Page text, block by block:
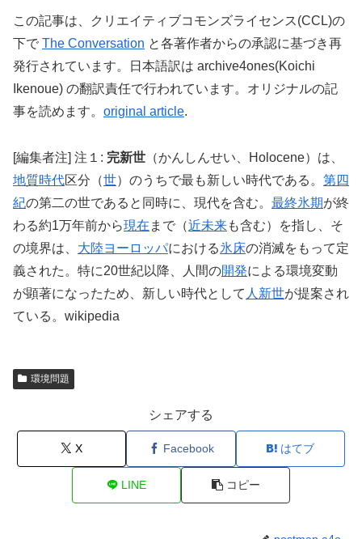
この記事は、クリエイティブコモンズライセンス(CCL)の
下で The Conversation と各著作者からの承認に基づき再
発行されています。日本語訳は archive4ones(Koichi
Ikenoue) の翻訳責任で行われています。オリジナルの記
事を読めます。 original article.
[編集者注] 注１: 完新世 （かんしんせい、Holocene）は、
地質時代区分（世）のうちで最も新しい時代である。 第四
紀の第二の世であると同時に、現代を含む。 最終氷期が終
わる約1万年前から現在 まで（近未来も含む）を指し、そ
の境界は、 大陸ヨーロッパにおける氷床の消滅をもって定
義された。特に20世紀以降、人間の開発による環境変動
が顕著になったため、新しい時代として 人新世が提案され
ている。wikipedia
環境問題
シェアする
X Facebook はてブ
LINE コピー